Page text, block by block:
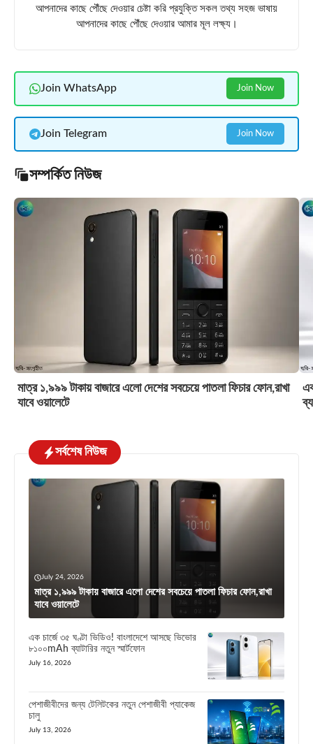
আপনাদের কাছে পৌঁছে দেওয়ার চেষ্টা করি প্রযুক্তি সকল তথ্য সহজ ভাষায়
আপনাদের কাছে পৌঁছে দেওয়ার আমার মূল লক্ষ্য।
Join WhatsApp Join Now
Join Telegram Join Now
সম্পর্কিত নিউজ
মাত্র ১,৯৯৯ টাকায় বাজারে এলো দেশের সবচেয়ে পাতলা ফিচার ফোন,রাখা
যাবে ওয়ালেটে
সর্বশেষ নিউজ
July 24, 2026
মাত্র ১,৯৯৯ টাকায় বাজারে এলো দেশের সবচেয়ে পাতলা ফিচার ফোন,রাখা
যাবে ওয়ালেটে
এক চার্জে ৩৫ ঘণ্টা ভিডিও! বাংলাদেশে আসছে ভিভোর
৮১০০mAh ব্যাটারির নতুন স্মার্টফোন
July 16, 2026
পেশাজীবীদের জন্য টেলিটকের নতুন পেশাজীবী প্যাকেজ
চালু
July 13, 2026